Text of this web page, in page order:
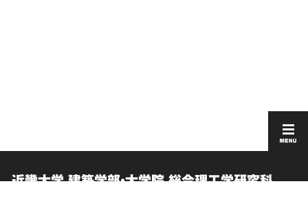
近畿大学 建築学部・大学院 総合理工学研究科